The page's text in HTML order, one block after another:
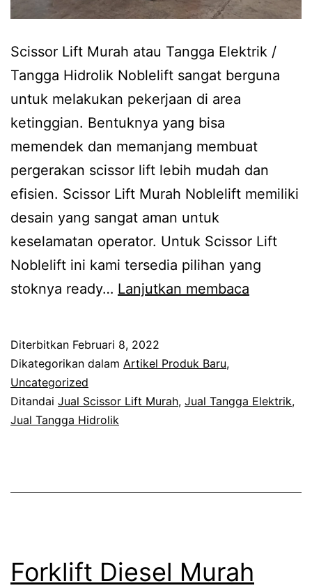
Scissor Lift Murah atau Tangga Elektrik /
Tangga Hidrolik Noblelift sangat berguna
untuk melakukan pekerjaan di area
ketinggian. Bentuknya yang bisa
memendek dan memanjang membuat
pergerakan scissor lift lebih mudah dan
efisien. Scissor Lift Murah Noblelift memiliki
desain yang sangat aman untuk
keselamatan operator. Untuk Scissor Lift
Noblelift ini kami tersedia pilihan yang
stoknya ready… Lanjutkan membaca
Diterbitkan Februari 8, 2022
Dikategorikan dalam Artikel Produk Baru,
Uncategorized
Ditandai Jual Scissor Lift Murah, Jual Tangga Elektrik,
Jual Tangga Hidrolik
Forklift Diesel Murah